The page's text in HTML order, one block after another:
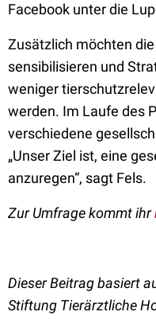
Facebook unter die
Zusätzlich möchten
sensibilisieren und
weniger
werden. Im Laufe des
verschiedene
„Unser Ziel ist, eine
anzuregen“, sagt Fels.
Zur Umfrage kommt ihr
Dieser Beitrag basiert
Stiftung Tierärztliche